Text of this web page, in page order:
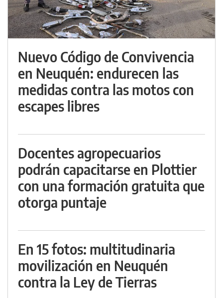
Nuevo Código de Convivencia
en Neuquén: endurecen las
medidas contra las motos con
escapes libres
Docentes agropecuarios
podrán capacitarse en Plottier
con una formación gratuita que
otorga puntaje
En 15 fotos: multitudinaria
movilización en Neuquén
contra la Ley de Tierras